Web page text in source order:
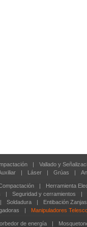
|
Vallado y
| Láser | Grúas |
|
Herramienta
| Seguridad y cerramientos
|
| Soldadura |
Entibación Zanjas
| Manipuladores
de energía |